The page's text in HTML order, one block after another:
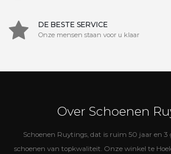
DE BESTE SERVICE
Onze mensen staan voor u klaar
Over Schoenen
Schoenen Ruytings, dat is ruim 50 jaar en 3
schoenen van topkwaliteit. Onze winkel te